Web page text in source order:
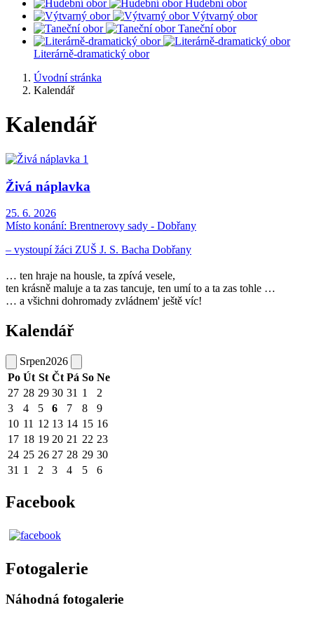
Hudební obor
Výtvarný obor
Taneční obor
Literárně-dramatický obor
Úvodní stránka
Kalendář
Kalendář
Živá náplavka
25. 6. 2026
Místo konání: Brentnerovy sady - Dobřany
– vystoupí žáci ZUŠ J. S. Bacha Dobřany
… ten hraje na housle, ta zpívá vesele,
ten krásně maluje a ta zas tancuje, ten umí to a ta zas tohle …
… a všichni dohromady zvládnem' ještě víc!
Kalendář
Srpen2026
Po Út St Čt Pá So Ne
27 28 29 30 31 1
2
3
4 5 6 7 8
9
10 11 12 13 14 15 16
17 18 19 20 21 22 23
24 25 26 27 28 29 30
31 1 2 3 4 5 6
Facebook
Fotogalerie
Náhodná fotogalerie